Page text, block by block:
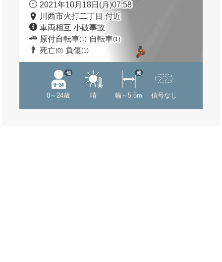
2021年10月18日(月)07:58
川西市火打二丁目 付近
車両相互 小破事故
原付自転車(1) 自転車(1)
死亡(0) 負傷(1)
0～24歳
他
晴 幅～5.5m
他
信号なし